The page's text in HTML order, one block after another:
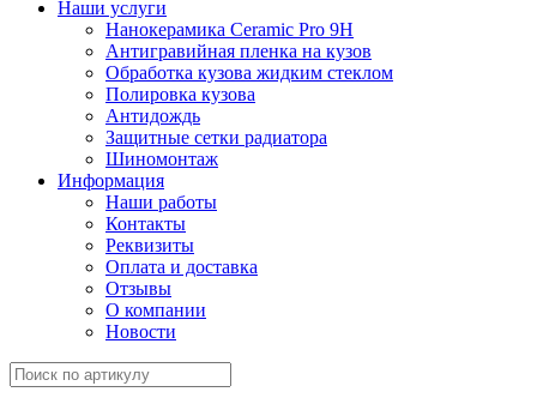
Наши услуги
Нанокерамика Ceramic Pro 9H
Антигравийная пленка на кузов
Обработка кузова жидким стеклом
Полировка кузова
Антидождь
Защитные сетки радиатора
Шиномонтаж
Информация
Наши работы
Контакты
Реквизиты
Оплата и доставка
Отзывы
О компании
Новости